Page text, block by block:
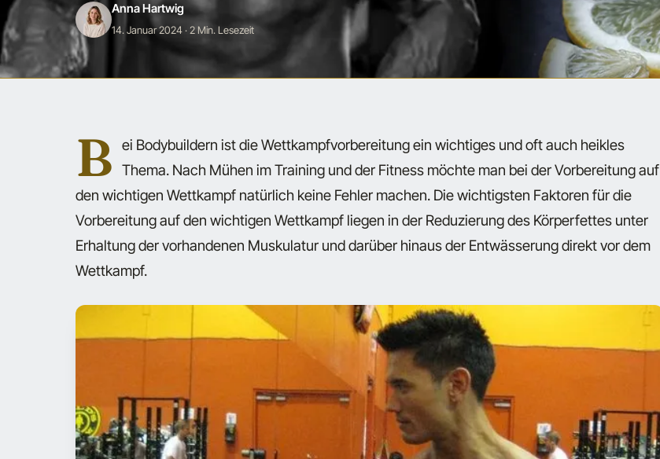
Anna Hartwig
14. Januar 2024· 2 Min. Lesezeit
B ei Bodybuildern ist die Wettkampfvorbereitung ein wichtiges und oft auch heikles
Thema. Nach Mühen im Training und der Fitness möchte man bei der Vorbereitung auf
den wichtigen Wettkampf natürlich keine Fehler machen. Die wichtigsten Faktoren für die
Vorbereitung auf den wichtigen Wettkampf liegen in der Reduzierung des Körperfettes unter
Erhaltung der vorhandenen Muskulatur und darüber hinaus der Entwässerung direkt vor dem
Wettkampf.